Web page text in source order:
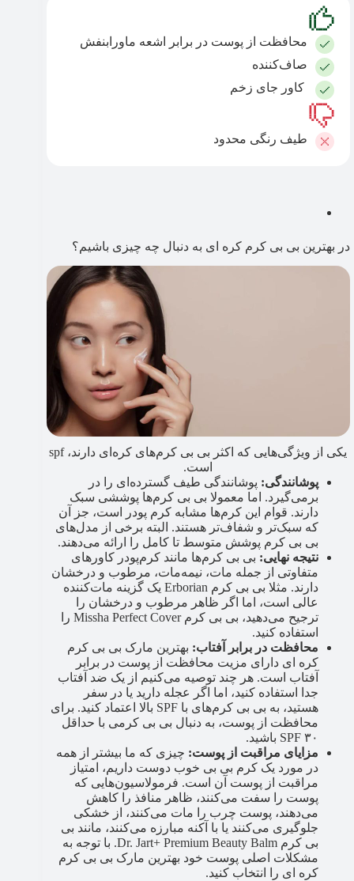
محافظت از پوست در برابر اشعه ماورابنفش
صاف‌کننده
کاور جای زخم
طیف رنگی محدود
در بهترین بی بی کرم کره ای به دنبال چه چیزی باشیم؟
یکی از ویژگی‌هایی که اکثر بی بی کرم‌های کره‌ای دارند، spf
است.
پوشانندگی: پوشانندگی‌ طیف گسترده‌ای را در
برمی‌گیرد. اما معمولا بی بی کرم‌ها پوششی سبک
دارند. قوام این کرم‌ها مشابه کرم پودر است، جز آن
که سبک‌تر و شفاف‌تر هستند. البته برخی از مدل‌های
بی بی کرم پوشش متوسط ​​تا کامل را ارائه می‌دهند.
نتیجه نهایی: بی بی کرم‌ها مانند کرم‌پودر کاورهای
متفاوتی از جمله مات، نیمه‌مات، مرطوب و درخشان
دارند. مثلا بی بی کرم Erborian یک گزینه مات‌کننده
عالی است، اما اگر ظاهر مرطوب و درخشان را
ترجیح می‌دهید، بی بی کرم Missha Perfect Cover را
استفاده کنید.
محافظت در برابر آفتاب: بهترین مارک بی بی کرم
کره ای دارای مزیت محافظت از پوست در برابر
آفتاب است. هر چند توصیه می‌کنیم از یک ضد آفتاب
جدا استفاده کنید، اما اگر عجله دارید یا در سفر
هستید، به بی بی کرم‌های با SPF بالا اعتماد کنید. برای
محافظت از پوست، به دنبال بی بی کرمی با حداقل
SPF ۳۰ باشید.
مزایای مراقبت از پوست: چیزی که ما بیشتر از همه
در مورد یک کرم بی بی خوب دوست داریم، امتیاز
مراقبت از پوست آن است. فرمولاسیون‌هایی که
پوست را سفت می‌کنند، ظاهر منافذ را کاهش
می‌دهند، پوست چرب را مات می‌کنند، از خشکی
جلوگیری می‌کنند یا با آکنه مبارزه می‌کنند، مانند بی
بی کرم Dr. Jart+ Premium Beauty Balm. با توجه به
مشکلات اصلی پوست خود بهترین مارک بی بی کرم
کره ای را انتخاب کنید.